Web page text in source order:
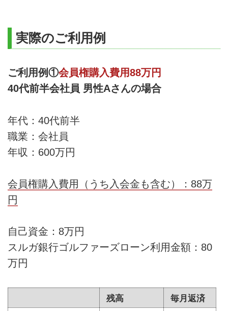
実際のご利用例
ご利用例①会員権購入費用88万円
40代前半会社員 男性Aさんの場合
年代：40代前半
職業：会社員
年収：600万円
会員権購入費用（うち入会金も含む）：88万
円
自己資金：8万円
スルガ銀行ゴルファーズローン利用金額：80
万円
残高
毎月返済